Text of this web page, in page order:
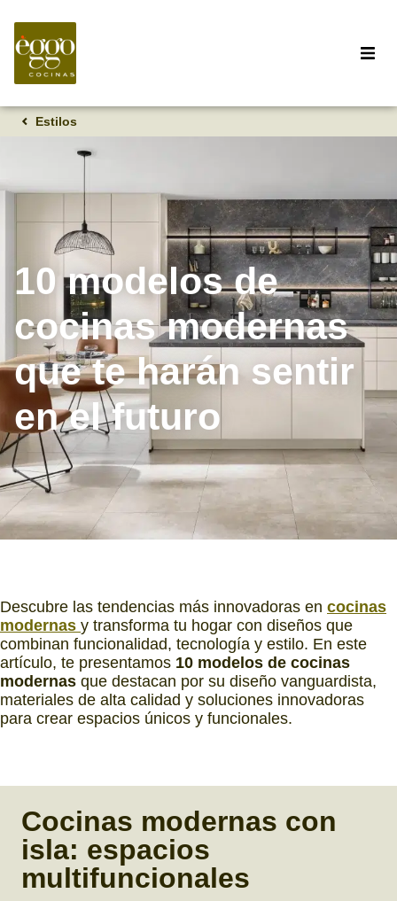
Estilos
10 modelos de
cocinas modernas
que te harán sentir
en el futuro
Descubre las tendencias más innovadoras en cocinas
modernas y transforma tu hogar con diseños que
combinan funcionalidad, tecnología y estilo. En este
artículo, te presentamos 10 modelos de cocinas
modernas que destacan por su diseño vanguardista,
materiales de alta calidad y soluciones innovadoras
para crear espacios únicos y funcionales.
Cocinas modernas con
isla: espacios
multifuncionales